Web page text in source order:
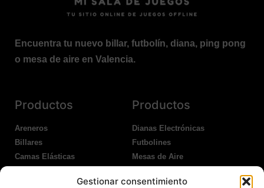
Gestionar consentimiento
Encuentra tu nuevo billar, futbolín, diana, ping pong
o mesa de aire en Valencia.
Productos
Areneros
Billares
Camas Elásticas
Productos
Dianas Electrónicas
Futbolines
Mesas de Aire
Ping Pong Exterior